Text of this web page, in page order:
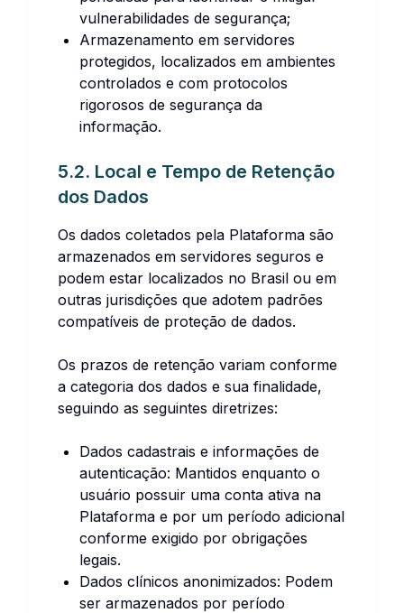
vulnerabilidades de segurança;
Armazenamento em servidores
protegidos, localizados em ambientes
controlados e com protocolos
rigorosos de segurança da
informação.
5.2. Local e Tempo de Retenção
dos Dados
Os dados coletados pela Plataforma são
armazenados em servidores seguros e
podem estar localizados no Brasil ou em
outras jurisdições que adotem padrões
compatíveis de proteção de dados.
Os prazos de retenção variam conforme
a categoria dos dados e sua finalidade,
seguindo as seguintes diretrizes:
Dados cadastrais e informações de
autenticação: Mantidos enquanto o
usuário possuir uma conta ativa na
Plataforma e por um período adicional
conforme exigido por obrigações
legais.
Dados clínicos anonimizados: Podem
ser armazenados por período